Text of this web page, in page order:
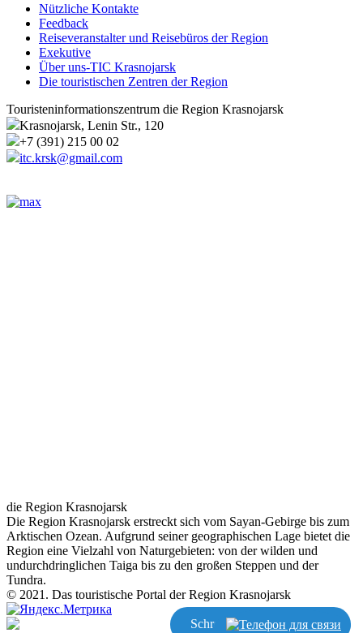
Nützliche Kontakte
Feedback
Reiseveranstalter und Reisebüros der Region
Exekutive
Über uns-TIC Krasnojarsk
Die touristischen Zentren der Region
Touristeninformationszentrum die Region Krasnojarsk
Krasnojarsk, Lenin Str., 120
+7 (391) 215 00 02
itc.krsk@gmail.com
die Region Krasnojarsk
Die Region Krasnojarsk erstreckt sich vom Sayan-Gebirge bis zum
Arktischen Ozean. Aufgrund seiner geographischen Lage bietet die
Region eine Vielzahl von Naturgebieten: von der wilden und
undurchdringlichen Taiga bis zu den großen Steppen und der
Tundra.
© 2021. Das touristische Portal der Region Krasnojarsk
Schreiben